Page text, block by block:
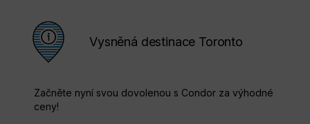
Vysněná destinace Toronto
Začněte nyní svou dovolenou s Condor za výhodné
ceny!